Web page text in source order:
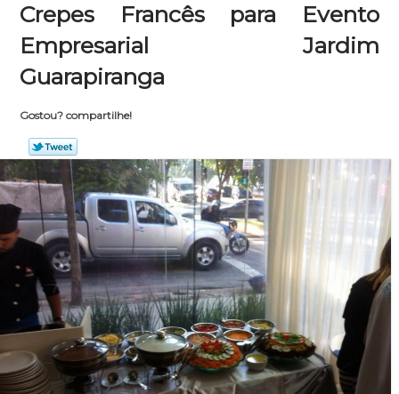
Crepes Francês para Evento
Empresarial Jardim
Guarapiranga
Gostou? compartilhe!